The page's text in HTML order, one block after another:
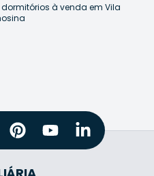
à venda em Vila